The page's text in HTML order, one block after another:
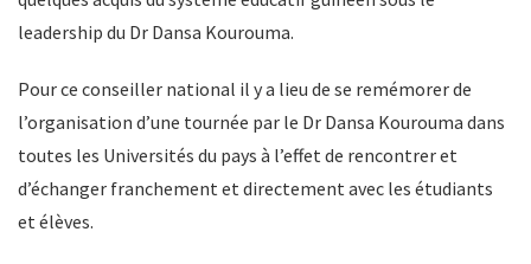
leadership du Dr Dansa Kourouma.
Pour ce conseiller national il y a lieu de se remémorer de
l’organisation d’une tournée par le Dr Dansa Kourouma dans
toutes les Universités du pays à l’effet de rencontrer et
d’échanger franchement et directement avec les étudiants
et élèves.